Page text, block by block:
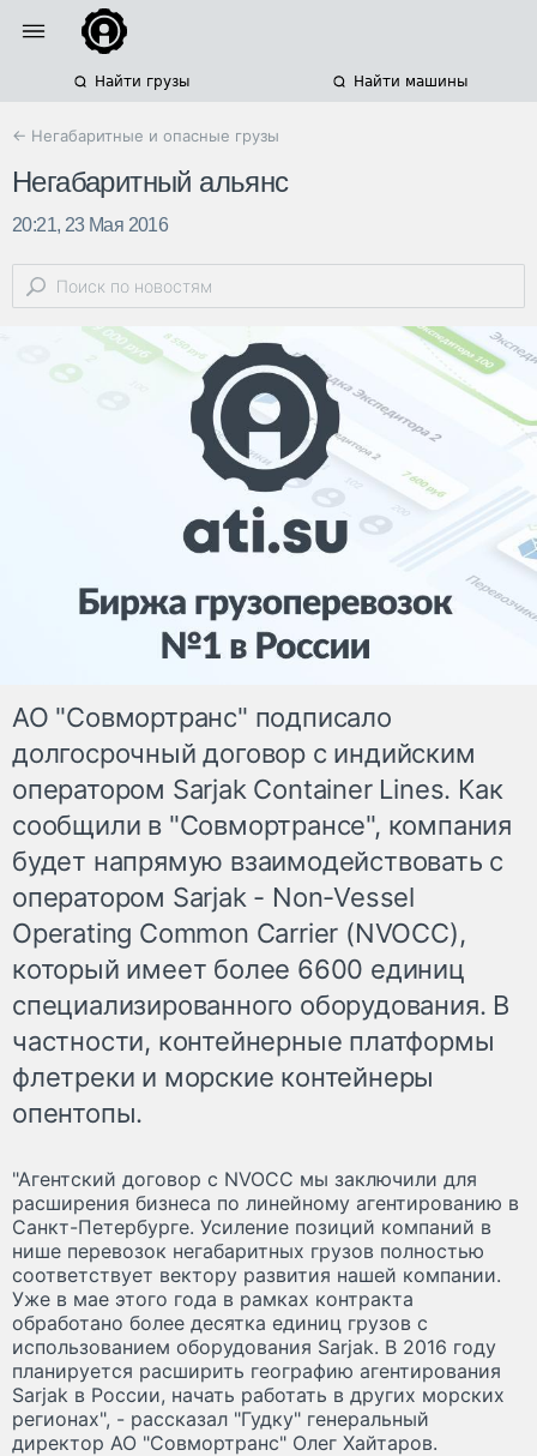
Найти грузы Найти машины
← Негабаритные и опасные грузы
Негабаритный альянс
20:21, 23 Мая 2016
АО "Совмортранс" подписало
долгосрочный договор с индийским
оператором Sarjak Container Lines. Как
сообщили в "Совмортрансе", компания
будет напрямую взаимодействовать с
оператором Sarjak - Non-Vessel
Operating Common Carrier (NVOCC),
который имеет более 6600 единиц
специализированного оборудования. В
частности, контейнерные платформы
флетреки и морские контейнеры
опентопы.
"Агентский договор с NVOCC мы заключили для
расширения бизнеса по линейному агентированию в
Санкт-Петербурге. Усиление позиций компаний в
нише перевозок негабаритных грузов полностью
соответствует вектору развития нашей компании.
Уже в мае этого года в рамках контракта
обработано более десятка единиц грузов с
использованием оборудования Sarjak. В 2016 году
планируется расширить географию агентирования
Sarjak в России, начать работать в других морских
регионах", - рассказал "Гудку" генеральный
директор АО "Совмортранс" Олег Хайтаров.